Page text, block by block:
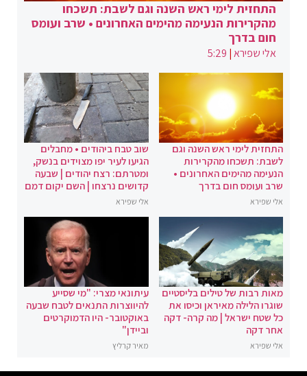
התחזית לימי ראש השנה וגם לשבת: תשכחו
מהקרירות הנעימה מהימים האחרונים • שרב ועומס
חום בדרך
אלי שפירא|
5:29
התחזית לימי ראש השנה וגם
לשבת: תשכחו מהקרירות
הנעימה מהימים האחרונים •
שרב ועומס חום בדרך
אלי שפירא
שוב טבח ביהודים • מחבלים
הגיעו לעיר יפו מצוידים בנשק,
ומטרתם: רצח יהודים | שבעה
קדושים נרצחו | השם יקום דמם
אלי שפירא
מאות רבות של טילים בליסטיים
שוגרו הלילה מאיראן וכיסו את
כל שטח ישראל | מה קרה- דקה
אחר דקה
אלי שפירא
עיתונאי מצרי: "מי שסייע
להיווצרות התנאים לטבח שבעה
באוקטובר- היו הדמוקרטים
וביידן"
מאיר קרליץ